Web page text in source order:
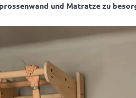
und Matratze zu